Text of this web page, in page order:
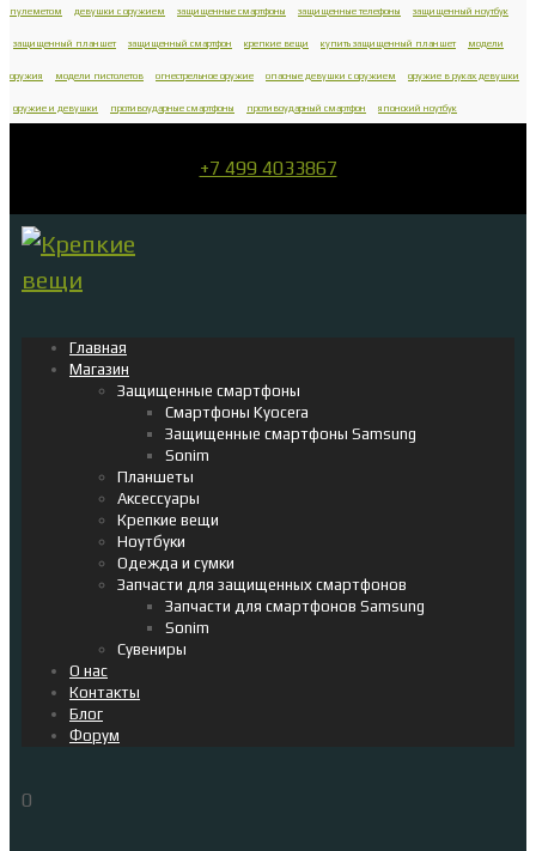
пулеметом девушки с оружием защищенные смартфоны защищенные телефоны защищенный ноутбук
защищенный планшет защищенный смартфон крепкие вещи купить защищенный планшет модели
оружия модели пистолетов огнестрельное оружие опасные девушки с оружием оружие в руках девушки
оружие и девушки противоударные смартфоны противоударный смартфон японский ноутбук
+7 499 4033867
Главная
Магазин
Защищенные смартфоны
Смартфоны Kyocera
Защищенные смартфоны Samsung
Sonim
Планшеты
Аксессуары
Крепкие вещи
Ноутбуки
Одежда и сумки
Запчасти для защищенных смартфонов
Запчасти для смартфонов Samsung
Sonim
Сувениры
О нас
Контакты
Блог
Форум
0